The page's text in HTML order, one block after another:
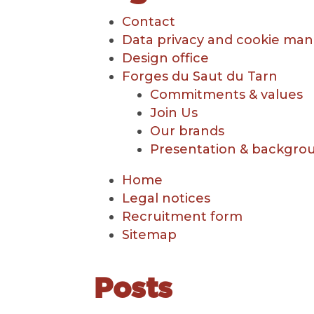
Contact
Data privacy and cookie
Design office
Forges du Saut du Tarn
Commitments & values
Join Us
Our brands
Presentation &
Home
Legal notices
Recruitment form
Sitemap
Posts